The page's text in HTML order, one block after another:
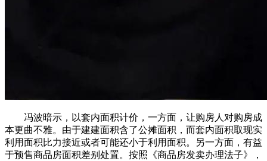
冯波暗示，以套内面积计价，一方面，让购房人对购房成
本更曲不雅。由于建建面积含了公摊面积，而套内面积取现实
利用面积比力接近或者可能还小于利用面积。另一方面，有益
于预售商品房面积差别处置。按照《商品房发卖办理法子》，